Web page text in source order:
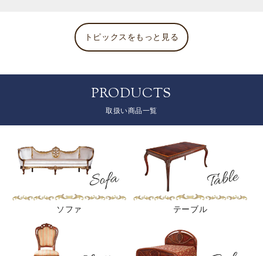
トピックスをもっと見る
PRODUCTS
取扱い商品一覧
ソファ テーブル